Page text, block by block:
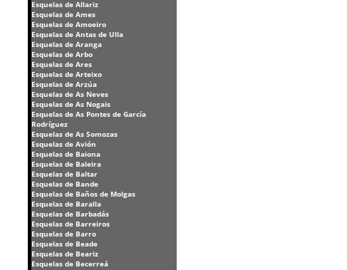
Esquelas de Allariz
Esquelas de Ames
Esquelas de Amoeiro
Esquelas de Antas de Ulla
Esquelas de Aranga
Esquelas de Arbo
Esquelas de Ares
Esquelas de Arteixo
Esquelas de Arzúa
Esquelas de As Neves
Esquelas de As Nogais
Esquelas de As Pontes de García
Rodríguez
Esquelas de As Somozas
Esquelas de Avión
Esquelas de Baiona
Esquelas de Baleira
Esquelas de Baltar
Esquelas de Bande
Esquelas de Baños de Molgas
Esquelas de Baralla
Esquelas de Barbadás
Esquelas de Barreiros
Esquelas de Barro
Esquelas de Beade
Esquelas de Beariz
Esquelas de Becerreá